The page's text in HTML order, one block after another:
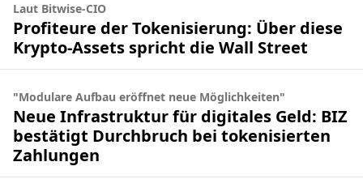
Laut Bitwise-CIO
Profiteure der Tokenisierung: Über diese
Krypto-Assets spricht die Wall Street
"Modulare Aufbau eröffnet neue Möglichkeiten"
Neue Infrastruktur für digitales Geld: BIZ
bestätigt Durchbruch bei tokenisierten
Zahlungen